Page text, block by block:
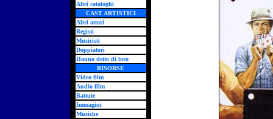
Altri cataloghi
CAST ARTISTICI
Altri attori
Registi
Musicisti
Doppiatori
Hanno detto di loro
RISORSE
Video film
Audio film
Battute
Immagini
Musiche